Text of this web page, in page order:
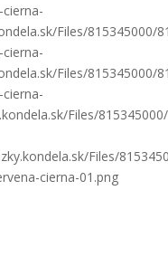
Files/815345000/
Files/815345000/
Files/
Files/
cierna-01.png